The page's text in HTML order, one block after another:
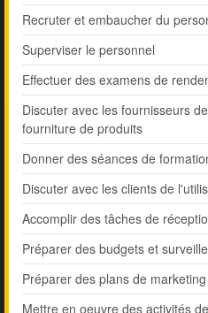
Recruter et embaucher du
Superviser le personnel
Effectuer des examens de
Discuter avec les fournisseurs
fourniture de produits
Donner des séances de
Discuter avec les clients de
Accomplir des tâches de
Préparer des budgets et
Préparer des plans de marketing
Mettre en oeuvre des activités